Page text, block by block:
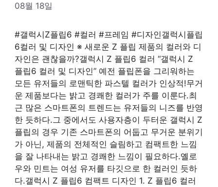
08월 18일
#갤럭시Z플립6 #컬러 #프레임 #디자인갤럭시플립
6컬러 및 디자인 ※ 새로운 Z 플립 제품의 컬러와 디
자인은 괜찮을까?갤럭시 Z 플립6 컬러 “갤럭시 Z
플립6 컬러 및 디자인” 예전 플립폰을 그리워하는
모든 유저들의 로맨틱한 파스텔 컬러가 인상적!무거
운 제품보다는 밝고 경쾌한 컬러가 주를 이룬다.최
근 많은 스마트폰의 트렌드는 유저들의 니즈를 반영
한 ​​듯하다.그 중에서도 사용자층이 두터운 갤럭시 Z
플립의 경우 기존 스마트폰의 어둡고 무거운 분위기
가 아닌, 제품의 전체적인 슬림하고 컴팩트한 느낌
을 잘 나타내는 밝고 경쾌한 느낌이 필요하다.옐로
우와 민트는 여성 유저를 타깃으로 한 컬러인 듯하
다.갤럭시 Z 플립6 컴팩트 디자인 1. Z 플립6 컬러